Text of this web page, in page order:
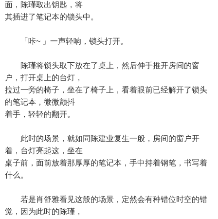
面，陈瑾取出钥匙，将
其插进了笔记本的锁头中。
「咔~ 」一声轻响，锁头打开。
陈瑾将锁头取下放在了桌上，然后伸手推开房间的窗
户，打开桌上的台灯，
拉过一旁的椅子，坐在了椅子上，看着眼前已经解开了锁头
的笔记本，微微颤抖
着手，轻轻的翻开。
此时的场景，就如同陈建业复生一般，房间的窗户开
着，台灯亮起这，坐在
桌子前，面前放着那厚厚的笔记本，手中持着钢笔，书写着
什么。
若是肖舒雅看见这般的场景，定然会有种错位时空的错
觉，因为此时的陈瑾，